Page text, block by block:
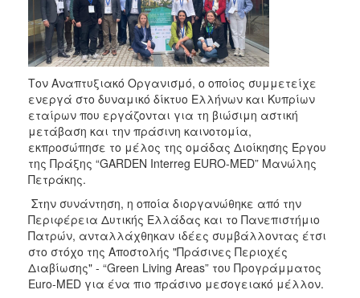
Τον Αναπτυξιακό Οργανισμό, ο οποίος συμμετείχε
ενεργά στο δυναμικό δίκτυο Ελλήνων και Κυπρίων
εταίρων που εργάζονται για τη βιώσιμη αστική
μετάβαση και την πράσινη καινοτομία,
εκπροσώπησε το μέλος της ομάδας Διοίκησης Έργου
της Πράξης “GARDEN Interreg EURO-MED” Μανώλης
Πετράκης.
Στην συνάντηση, η οποία διοργανώθηκε από την
Περιφέρεια Δυτικής Ελλάδας και το Πανεπιστήμιο
Πατρών, ανταλλάχθηκαν ιδέες συμβάλλοντας έτσι
στο στόχο της Αποστολής "Πράσινες Περιοχές
Διαβίωσης" - “Green Living Areas” του Προγράμματος
Euro-MED για ένα πιο πράσινο μεσογειακό μέλλον.